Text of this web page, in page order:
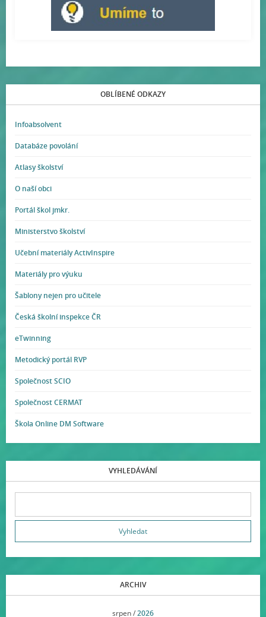
OBLÍBENÉ ODKAZY
Infoabsolvent
Databáze povolání
Atlasy školství
O naší obci
Portál škol jmkr.
Ministerstvo školství
Učební materiály ActivInspire
Materiály pro výuku
Šablony nejen pro učitele
Česká školní inspekce ČR
eTwinning
Metodický portál RVP
Společnost SCIO
Společnost CERMAT
Škola Online DM Software
VYHLEDÁVÁNÍ
ARCHIV
srpen /2026